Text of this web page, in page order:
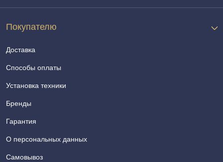
Покупателю
Доставка
Способы оплаты
Установка техники
Бренды
Гарантия
О персональных данных
Самовывоз